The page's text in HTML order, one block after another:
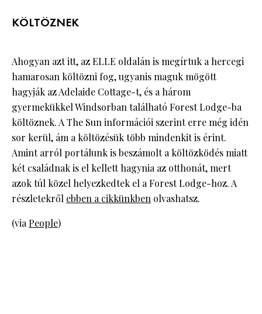
KÖLTÖZNEK
Ahogyan azt itt, az ELLE oldalán is megírtuk a hercegi
hamarosan költözni fog, ugyanis maguk mögött
hagyják az Adelaide Cottage-t, és a három
gyermekükkel Windsorban található Forest Lodge-ba
költöznek. A The Sun információi szerint erre még idén
sor kerül, ám a költözésük több mindenkit is érint.
Amint arról portálunk is beszámolt a költözködés miatt
két családnak is el kellett hagynia az otthonát, mert
azok túl közel helyezkedtek el a Forest Lodge-hoz. A
részletekről ebben a cikkünkben olvashatsz.
(viaPeople)